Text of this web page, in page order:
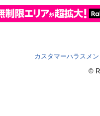
カスタマーハラスメ
©